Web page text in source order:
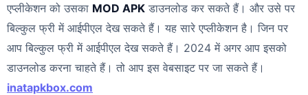
एप्लीकेशन को उसका MOD APK डाउनलोड कर सकते हैं। और उसे पर
बिल्कुल फ्री में आईपीएल देख सकते हैं। यह सारे एप्लीकेशन है। जिन पर
आप बिल्कुल फ्री में आईपीएल देख सकते हैं। 2024 में अगर आप इसको
डाउनलोड करना चाहते हैं। तो आप इस वेबसाइट पर जा सकते हैं।
inatapkbox.com